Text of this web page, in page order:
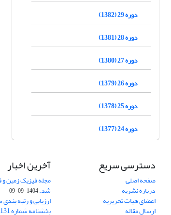
دوره 29 (1382)
دوره 28 (1381)
دوره 27 (1380)
دوره 26 (1379)
دوره 25 (1378)
دوره 24 (1377)
دسترسی سریع
صفحه اصلی
درباره نشریه
اعضای هیات تحریریه
ارسال مقاله
آخرین اخبار
شد.1404-09-09
ارزیابی و رتبه بندی
بخشنامه شماره 91131 مورخ 1402/04/04